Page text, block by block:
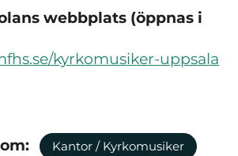
webbplats (öppnas i
kyrkomusiker-uppsala
Kantor / Kyrkomusiker